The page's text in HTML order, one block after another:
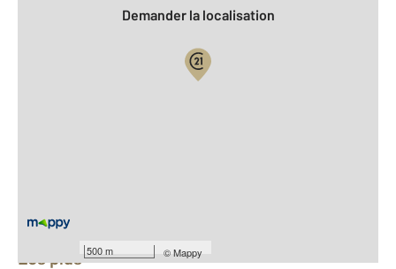
500 m ©Mappy
Demander la localisation
Équipements
Les plus